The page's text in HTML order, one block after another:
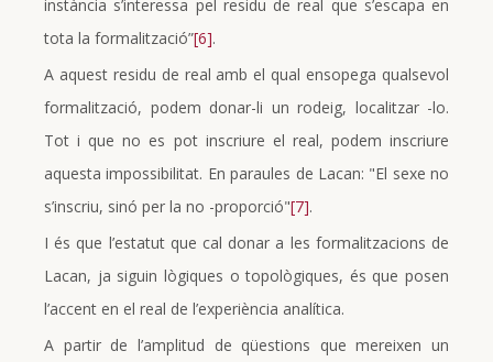
instància s’interessa pel residu de real que s’escapa en
tota la formalització”[6].
A aquest residu de real amb el qual ensopega qualsevol
formalització, podem donar-li un rodeig, localitzar -lo.
Tot i que no es pot inscriure el real, podem inscriure
aquesta impossibilitat. En paraules de Lacan: "El sexe no
s’inscriu, sinó per la no -proporció"[7].
I és que l’estatut que cal donar a les formalitzacions de
Lacan, ja siguin lògiques o topològiques, és que posen
l’accent en el real de l’experiència analítica.
A partir de l’amplitud de qüestions que mereixen un